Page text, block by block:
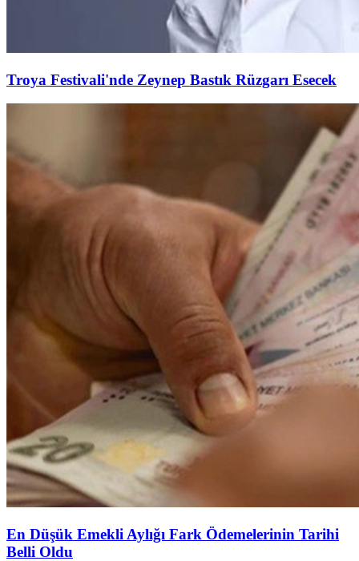
Troya Festivali'nde Zeynep Bastık Rüzgarı Esecek
En Düşük Emekli Aylığı Fark Ödemelerinin Tarihi
Belli Oldu